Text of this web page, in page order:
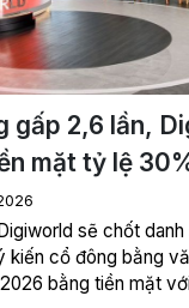
gấp 2,6 lần,
mặt tỷ lệ
sẽ chốt
kiến cổ đông bằng
bằng tiền mặt